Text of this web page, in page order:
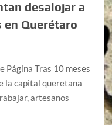
desalojar a
Querétaro
Página Tras 10 meses
la capital queretana
artesanos